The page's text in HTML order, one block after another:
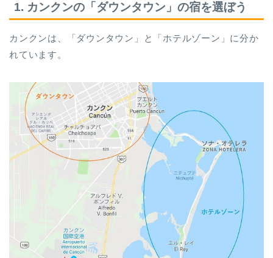
1. カンクンの「ダウンタウン」の宿を選ぼう
カンクンは、「ダウンタウン」と「ホテルゾーン」に分か
れています。